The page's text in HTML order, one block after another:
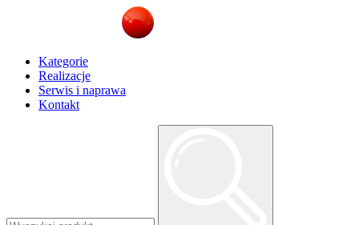
Kategorie
Realizacje
Serwis i naprawa
Kontakt